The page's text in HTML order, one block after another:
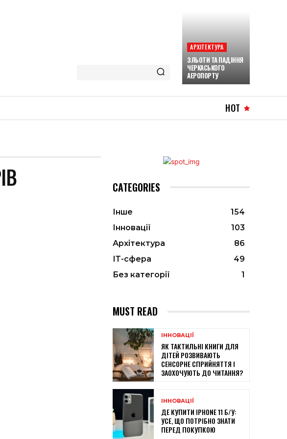
АРХІТЕКТУРА
ЗЛЬОТИ ТА ПАДІННЯ
ЧЕРКАСЬКОГО
АЕРОПОРТУ
HOT
CATEGORIES
Інше
154
Інновації
103
Архітектура
86
ІТ-сфера
49
Без категорії
1
MUST READ
ІННОВАЦІЇ
ЯК ТАКТИЛЬНІ КНИГИ ДЛЯ
ДІТЕЙ РОЗВИВАЮТЬ
СЕНСОРНЕ СПРИЙНЯТТЯ І
ЗАОХОЧУЮТЬ ДО ЧИТАННЯ?
ІННОВАЦІЇ
ДЕ КУПИТИ IPHONE 11 Б/У:
УСЕ, ЩО ПОТРІБНО ЗНАТИ
ПЕРЕД ПОКУПКОЮ